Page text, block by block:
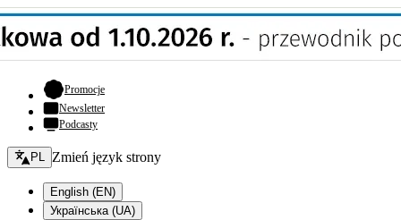
Promocje- otwiera się w nowej karcie
Newsletter
Podcasty
Zmień język - bieżący:
PL Zmień język strony
English (EN)
Українська (UA)